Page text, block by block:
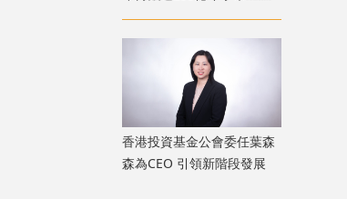
香港投資基金公會委任葉森
森為CEO 引領新階段發展